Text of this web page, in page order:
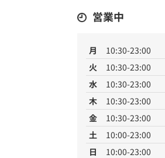
営業中
月
10:30-23:00
火
10:30-23:00
水
10:30-23:00
木
10:30-23:00
金
10:30-23:00
土
10:00-23:00
日
10:00-23:00